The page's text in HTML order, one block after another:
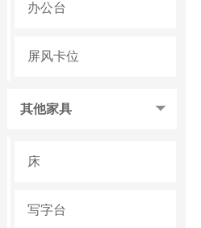
办公台
屏风卡位
其他家具
床
写字台